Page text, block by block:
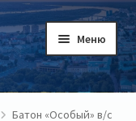
Меню
Батон «Особый» в/с